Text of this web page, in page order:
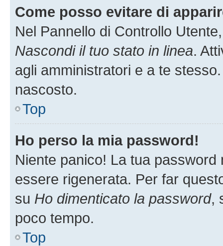
Come posso evitare di
Nel Pannello di Controllo
Nascondi il tuo stato in linea.
agli amministratori e a te
nascosto.
Top
Ho perso la mia password!
Niente panico! La tua
essere rigenerata. Per far
su Ho dimenticato la password,
poco tempo.
Top